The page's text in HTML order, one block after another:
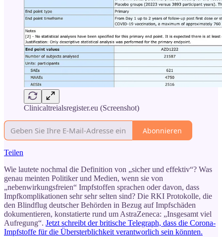
Clinicaltreialsregister.eu (Screenshot)
Abonnieren
Teilen
Wie lautete nochmal die Definition von „sicher und effektiv“? Was
genau meinten Politiker und Medien, wenn sie von
„nebenwirkungsfreien“ Impfstoffen sprachen oder davon, dass
Impfkomplikationen sehr sehr selten sind? Die RKI Protokolle, die
den Blindflug deutscher Behörden in Bezug auf Impfschäden
dokumentieren, konstatierte rund um AstraZeneca: „Insgesamt viel
Aufregung“. Jetzt schreibt der britische Telegraph, dass die Corona-
Impfstoffe für die Übersterblichkeit verantworlich sein könnten.